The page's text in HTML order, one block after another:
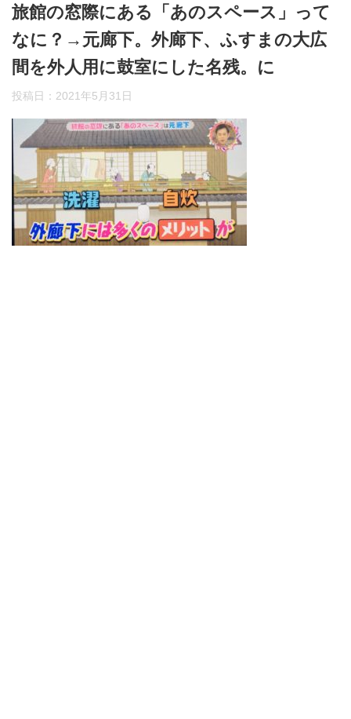
旅館の窓際にある「あのスペース」って
なに？→元廊下。外廊下、ふすまの大広
間を外人用に鼓室にした名残。に
投稿日： 2021年5月31日